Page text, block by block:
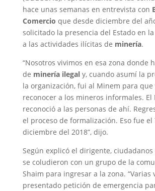
hace unas semanas en entrevista con
Comercio que desde diciembre del
solicitado la presencia del Estado en
a las actividades ilícitas de minería.
“Nosotros vivimos en esa zona donde
de minería ilegaly, cuando asumí la
la organización, fui al Minem para que
reconocer a los mineros informales.
reconoció a las personas de ahí.
el proceso de formalización. Eso fue el
diciembre del 2018”, dijo.
Según explicó el dirigente,
se coludieron con un grupo de la
Shaim para ingresar a la zona. “Varias
presentado petición de emergencia